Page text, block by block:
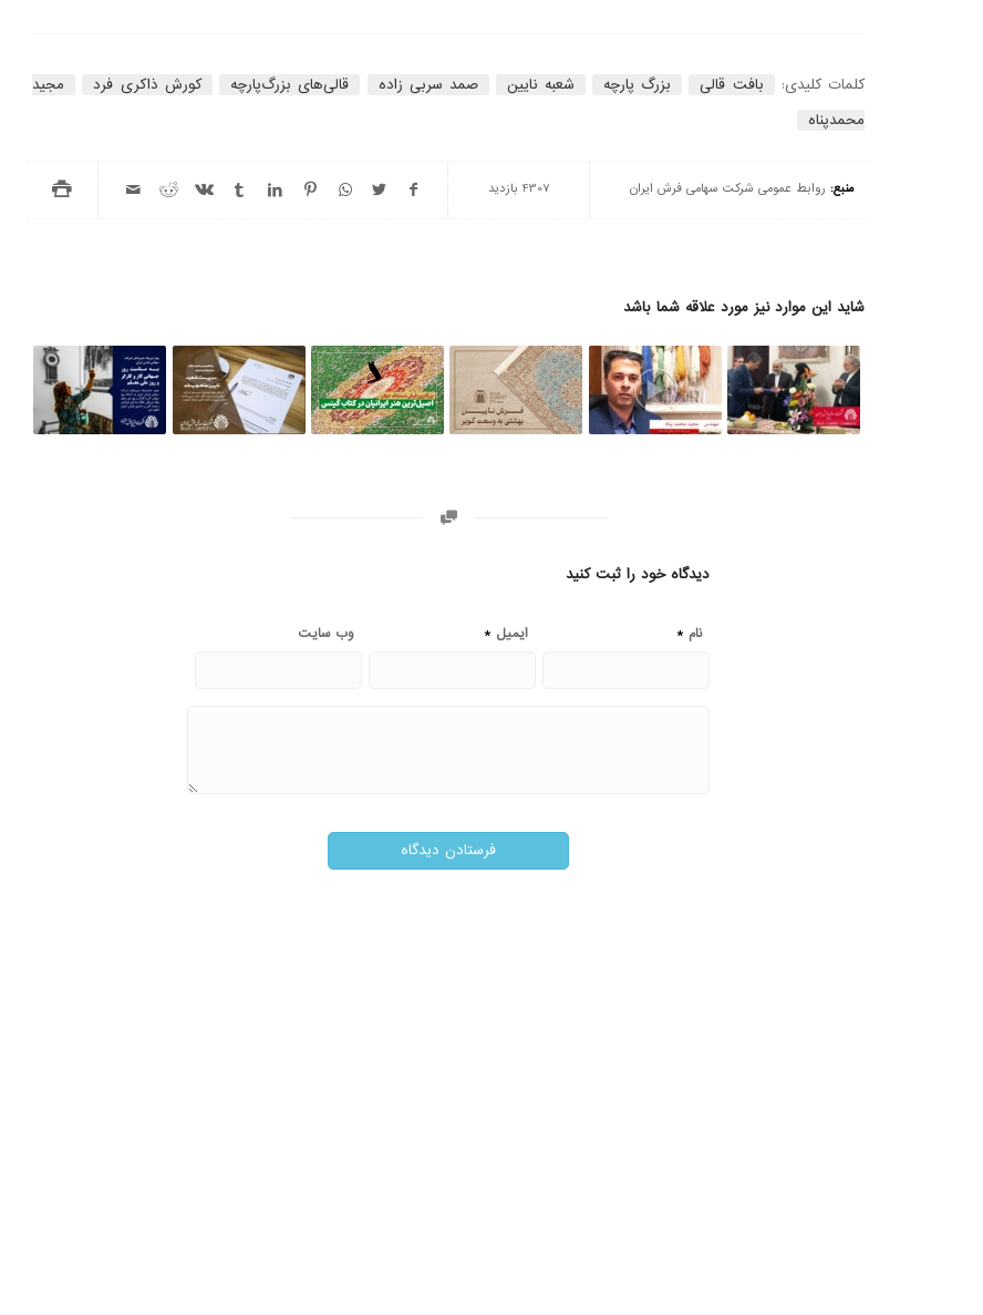
کلمات کلیدی: بافت قالی بزرگ پارچه شعبه نایین صمد سربی زاده قالی‌های بزرگ‌پارچه کورش ذاکری فرد
مجید
محمدپناه
منبع: روابط عمومی شرکت سهامی فرش ایران 4307 بازدید
شاید این موارد نیز مورد علاقه شما باشد
دیدگاه خود را ثبت کنید
نام * ایمیل * وب‌ سایت